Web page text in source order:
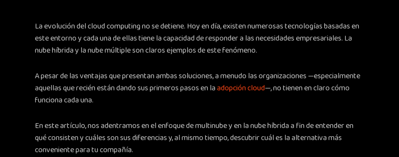
La evolución del cloud computing no se detiene. Hoy en día, existen numerosas tecnologías basadas en
este entorno y cada una de ellas tiene la capacidad de responder a las necesidades empresariales. La
nube híbrida y la nube múltiple son claros ejemplos de este fenómeno.
A pesar de las ventajas que presentan ambas soluciones, a menudo las organizaciones —especialmente
aquellas que recién están dando sus primeros pasos en laadopción cloud—, no tienen en claro cómo
funciona cada una.
En este artículo, nos adentramos en el enfoque de multinube y en la nube híbrida a fin de entender en
qué consisten y cuáles son sus diferencias y, al mismo tiempo, descubrir cuál es la alternativa más
conveniente para tu compañía.